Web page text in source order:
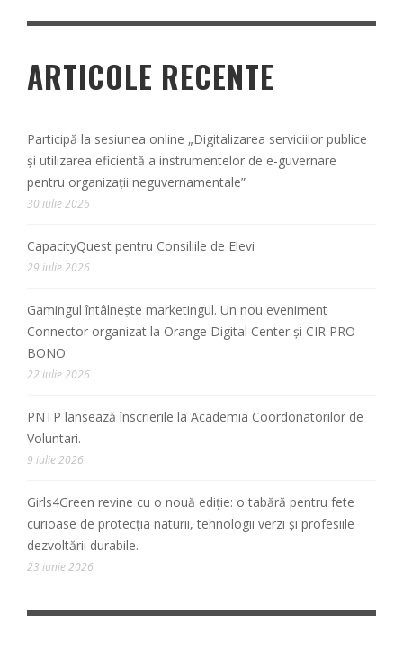
ARTICOLE RECENTE
Participă la sesiunea online „Digitalizarea serviciilor publice
și utilizarea eficientă a instrumentelor de e-guvernare
pentru organizații neguvernamentale”
30 iulie 2026
CapacityQuest pentru Consiliile de Elevi
29 iulie 2026
Gamingul întâlnește marketingul. Un nou eveniment
Connector organizat la Orange Digital Center și CIR PRO
BONO
22 iulie 2026
PNTP lansează înscrierile la Academia Coordonatorilor de
Voluntari.
9 iulie 2026
Girls4Green revine cu o nouă ediție: o tabără pentru fete
curioase de protecția naturii, tehnologii verzi și profesiile
dezvoltării durabile.
23 iunie 2026